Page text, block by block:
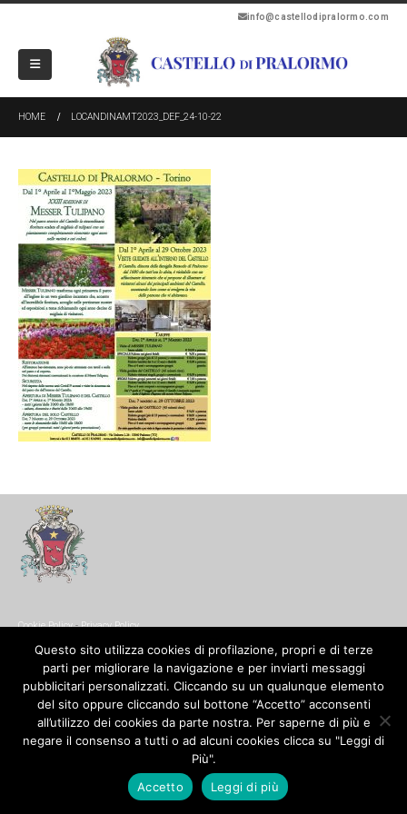
info@castellodipralormo.com
HOME LOCANDINAMT2023_DEF_24-10-22
Cookie Policy-Privacy Policy
© Copyright 2017. All Rights Reserved.
Questo sito utilizza cookies di profilazione, propri e di terze
parti per migliorare la navigazione e per inviarti messaggi
pubblicitari personalizzati. Cliccando su un qualunque elemento
del sito oppure cliccando sul bottone “Accetto” acconsenti
all’utilizzo dei cookies da parte nostra. Per saperne di più e
negare il consenso a tutti o ad alcuni cookies clicca su "Leggi di
Più".
Accetto
Leggi di più